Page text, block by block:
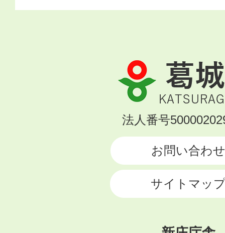
葛
城
市
KATSURAGI
法人番号
お問い合わせ
サイトマッ